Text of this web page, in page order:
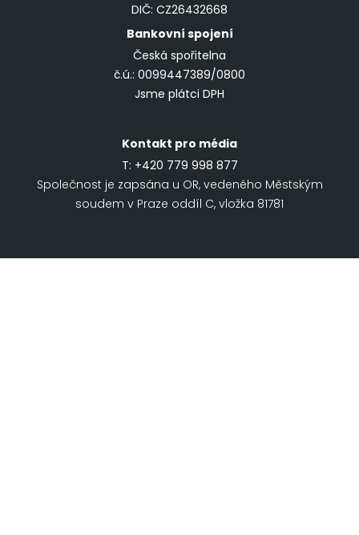
DIČ: CZ26432668
Bankovní spojení
Česká spořitelna
č.ú.: 0099447389/0800
Jsme plátci DPH
Kontakt pro média
T: +420 779 998 877
Společnost je zapsána u OR, vedeného Městským
soudem v Praze oddíl C, vložka 81781